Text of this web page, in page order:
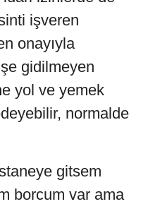
işveren
onayıyla
gidilmeyen
yol ve yemek
normalde
gitsem
borcum var ama